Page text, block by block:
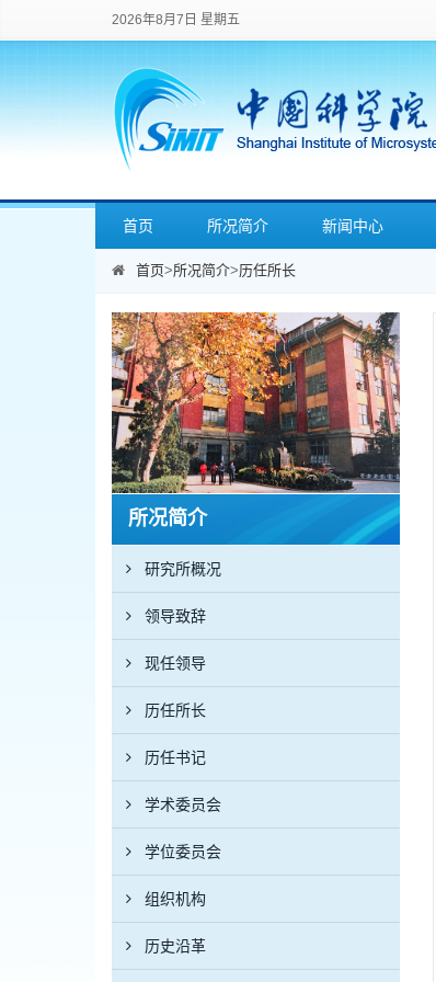
2026年8月7日 星期五
首页 所况简介 新闻中心
首页>所况简介>历任所长
所况简介
研究所概况
领导致辞
现任领导
历任所长
历任书记
学术委员会
学位委员会
组织机构
历史沿革